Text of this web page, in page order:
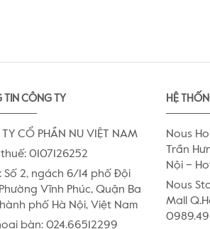
TIN CÔNG TY
CỔ PHẦN NU VIỆT NAM
0107126252
Số 2, ngách 6/14 phố Đội
Vĩnh Phúc, Quận Ba
phố Hà Nội, Việt Nam
bàn: 024.66512299
HỆ
Nous
Trần
Nội –
Nous
Mall